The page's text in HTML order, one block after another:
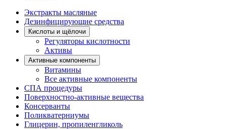
Экстракты масляные
Дезинфицирующие средства
Кислоты и щёлочи
Регуляторы кислотности
Активы
Активные компоненты
Витамины
Все активные компоненты
СПА процедуры
Поверхностно-активные вещества
Консерванты
Поликватерниумы
Глицерин, пропиленгликоль